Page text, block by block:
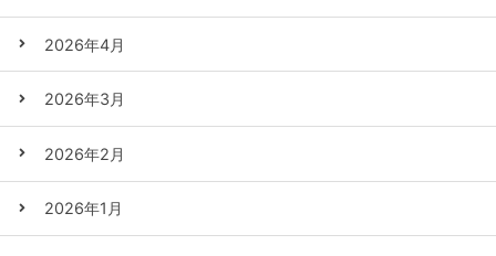
2026年4月
2026年3月
2026年2月
2026年1月